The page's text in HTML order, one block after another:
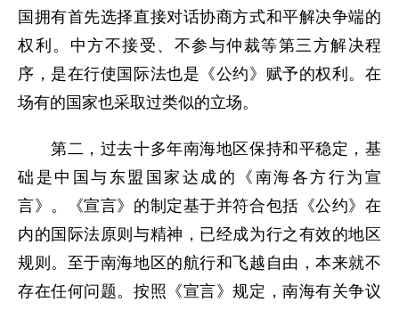
国拥有首先选择直接对话协商方式和平解决争端的
权利。中方不接受、不参与仲裁等第三方解决程
序，是在行使国际法也是《公约》赋予的权利。在
场有的国家也采取过类似的立场。
第二，过去十多年南海地区保持和平稳定，基
础是中国与东盟国家达成的《南海各方行为宣
言》。《宣言》的制定基于并符合包括《公约》在
内的国际法原则与精神，已经成为行之有效的地区
规则。至于南海地区的航行和飞越自由，本来就不
存在任何问题。按照《宣言》规定，南海有关争议